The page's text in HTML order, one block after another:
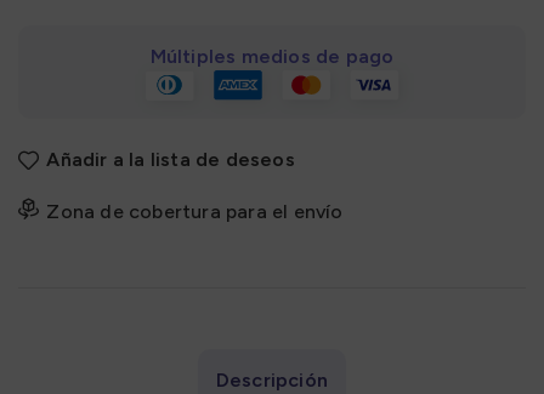
Múltiples medios de pago
Añadir a la lista de deseos
Zona de cobertura para el envío
Descripción